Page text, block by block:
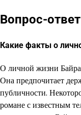
Вопрос-
Какие факты о
О личной жизни
Она предпочитает
публичности.
романе с известным